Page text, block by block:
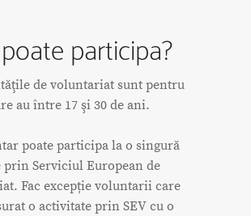
participa?
de voluntariat sunt pentru
au între 17 şi 30 de ani.
poate participa la o singură
prin Serviciul European de
Fac excepție voluntarii care
o activitate prin SEV cu o